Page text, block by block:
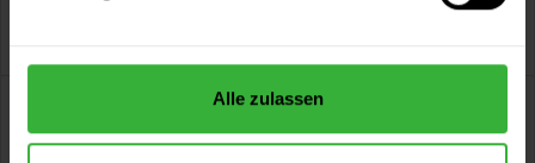
Alle zulassen
Superlux ELF 3000 (Altweiß) streiflichtunempfindliche, hoch